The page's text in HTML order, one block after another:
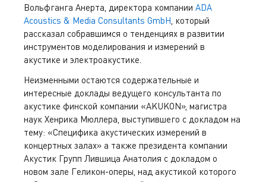
Вольфганга Анерта, директора компании ADA
Acoustics & Media Consultants GmbH , который
рассказал собравшимся о тенденциях в развитии
инструментов моделирования и измерений в
акустике и электроакустике.
Неизменными остаются содержательные и
интересные доклады ведущего консультанта по
акустике финской компании «AKUKON», магистра
наук Хенрика Мюллера, выступившего с докладом на
тему: «Специфика акустических измерений в
концертных залах» а также президента компании
Акустик Групп Лившица Анатолия с докладом о
новом зале Геликон-оперы, над акустикой которого